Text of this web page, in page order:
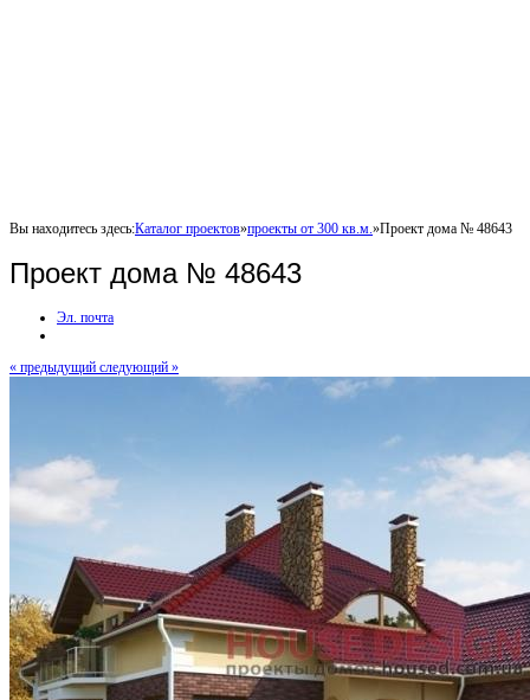
Вы находитесь здесь:Каталог проектов»проекты от 300 кв.м. »Проект дома № 48643
Проект дома № 48643
Эл. почта
« предыдущий следующий »